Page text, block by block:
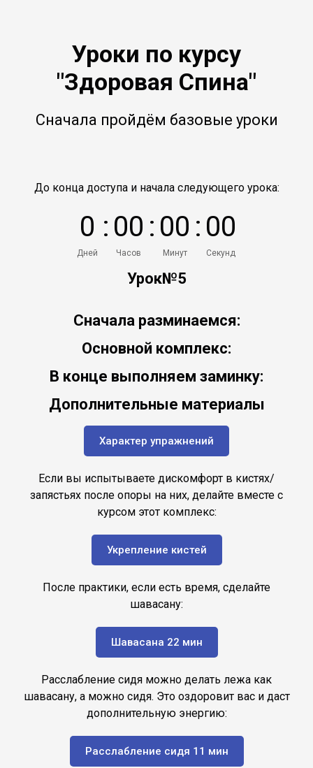
Уроки по курсу
"Здоровая Спина"
Сначала пройдём базовые уроки
До конца доступа и начала следующего урока:
0
Дней
: 00
Часов
: 00
Минут
: 00
Секунд
Урок№5
Сначала разминаемся:
Основной комплекс:
В конце выполняем заминку:
Дополнительные материалы
Характер упражнений
Если вы испытываете дискомфорт в кистях/
запястьях после опоры на них, делайте вместе с
курсом этот комплекс:
Укрепление кистей
После практики, если есть время, сделайте
шавасану:
Шавасана 22 мин
Расслабление сидя можно делать лежа как
шавасану, а можно сидя. Это оздоровит вас и даст
дополнительную энергию:
Расслабление сидя 11 мин